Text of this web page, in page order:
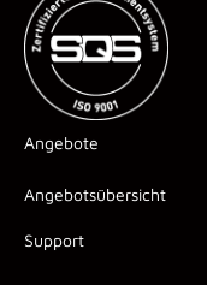
Angebote
Angebotsübersicht
Support